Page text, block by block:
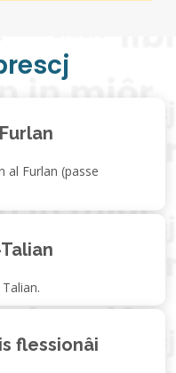
al Furlan (passe
flessionâi